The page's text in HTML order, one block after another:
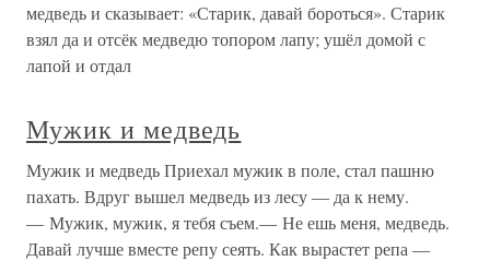
медведь и сказывает: «Старик, давай бороться». Старик
взял да и отсёк медведю топором лапу; ушёл домой с
лапой и отдал
Мужик и медведь
Мужик и медведь Приехал мужик в поле, стал пашню
пахать. Вдруг вышел медведь из лесу — да к нему.
— Мужик, мужик, я тебя съем.— Не ешь меня, медведь.
Давай лучше вместе репу сеять. Как вырастет репа —